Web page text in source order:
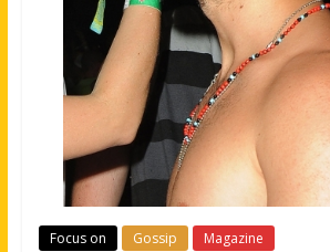
Focus on Gossip Magazine